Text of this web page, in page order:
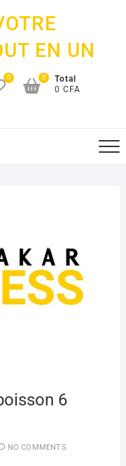
EN UN
0
Total
0 CFA
0
6
NO COMMENTS